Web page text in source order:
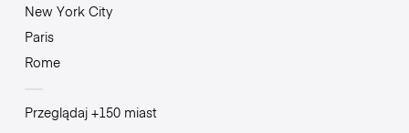
New York City
Paris
Rome
Przeglądaj +150 miast